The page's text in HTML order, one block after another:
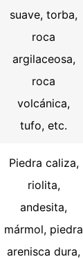
suave, torba,
roca
argilaceosa,
roca
volcánica,
tufo, etc.
Piedra caliza,
riolita,
andesita,
mármol, piedra
arenisca dura,